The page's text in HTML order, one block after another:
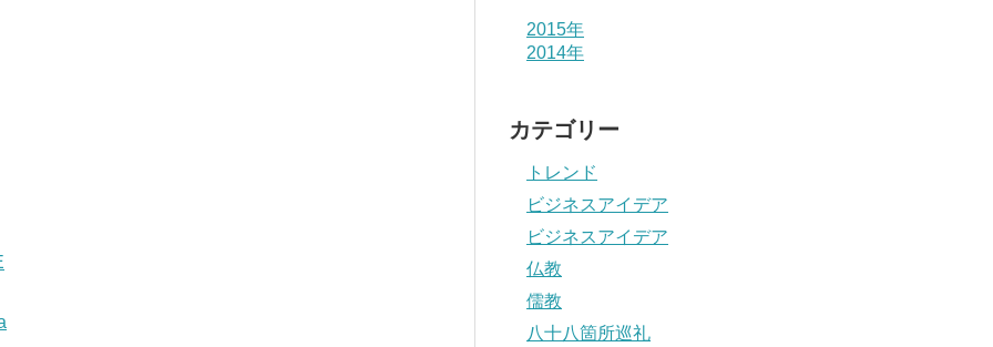
2015年
2014年
カテゴリー
トレンド
ビジネスアイデア
ビジネスアイデア
仏教
儒教
八十八箇所巡礼